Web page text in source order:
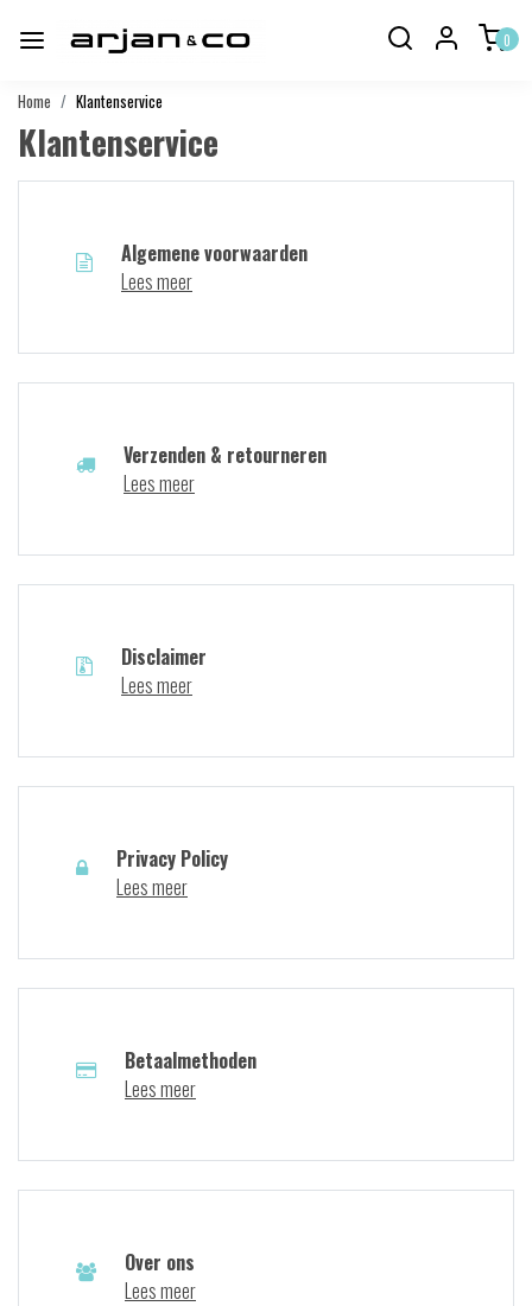
0
Home Klantenservice
Klantenservice
Algemene voorwaarden
Lees meer
Verzenden & retourneren
Lees meer
Disclaimer
Lees meer
Privacy Policy
Lees meer
Betaalmethoden
Lees meer
Over ons
Lees meer